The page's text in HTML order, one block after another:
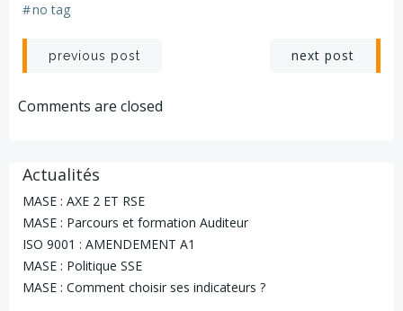
2
#no tag
Navigation
de
previous post
Navigation
next post
Comments are closed
Actualités
MASE : AXE 2 ET RSE
MASE : Parcours et formation Auditeur
ISO 9001 : AMENDEMENT A1
MASE : Politique SSE
MASE : Comment choisir ses indicateurs ?